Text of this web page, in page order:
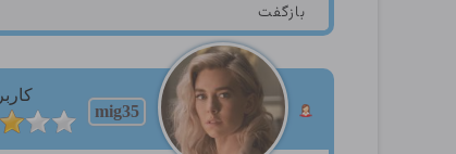
بازگفت
mig35
کاربر